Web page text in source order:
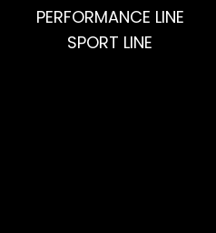
PERFORMANCE LINE
SPORT LINE